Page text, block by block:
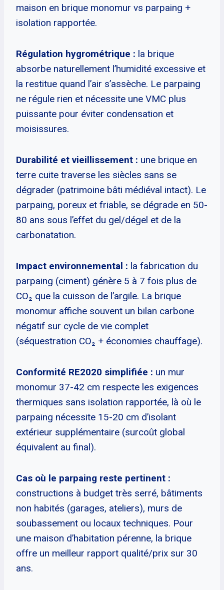
maison en brique monomur vs parpaing +
isolation rapportée.
Régulation hygrométrique : la brique
absorbe naturellement l’humidité excessive et
la restitue quand l’air s’assèche. Le parpaing
ne régule rien et nécessite une VMC plus
puissante pour éviter condensation et
moisissures.
Durabilité et vieillissement : une brique en
terre cuite traverse les siècles sans se
dégrader (patrimoine bâti médiéval intact). Le
parpaing, poreux et friable, se dégrade en 50-
80 ans sous l’effet du gel/dégel et de la
carbonatation.
Impact environnemental : la fabrication du
parpaing (ciment) génère 5 à 7 fois plus de
CO₂ que la cuisson de l’argile. La brique
monomur affiche souvent un bilan carbone
négatif sur cycle de vie complet
(séquestration CO₂ + économies chauffage).
Conformité RE2020 simplifiée : un mur
monomur 37-42 cm respecte les exigences
thermiques sans isolation rapportée, là où le
parpaing nécessite 15-20 cm d’isolant
extérieur supplémentaire (surcoût global
équivalent au final).
Cas où le parpaing reste pertinent :
constructions à budget très serré, bâtiments
non habités (garages, ateliers), murs de
soubassement ou locaux techniques. Pour
une maison d’habitation pérenne, la brique
offre un meilleur rapport qualité/prix sur 30
ans.